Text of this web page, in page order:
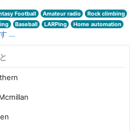
Football Amateur radio
Rock climbing
Baseball LARPing
Home automation
...